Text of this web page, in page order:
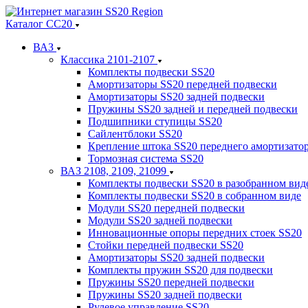
Каталог СС20
ВАЗ
Классика 2101-2107
Комплекты подвески SS20
Амортизаторы SS20 передней подвески
Амортизаторы SS20 задней подвески
Пружины SS20 задней и передней подвески
Подшипники ступицы SS20
Сайлентблоки SS20
Крепление штока SS20 переднего
Тормозная система SS20
ВАЗ 2108, 2109, 21099
Комплекты подвески SS20 в разобранном
Комплекты подвески SS20 в собранном виде
Модули SS20 передней подвески
Модули SS20 задней подвески
Инновационные опоры передних стоек SS20
Стойки передней подвески SS20
Амортизаторы SS20 задней подвески
Комплекты пружин SS20 для подвески
Пружины SS20 передней подвески
Пружины SS20 задней подвески